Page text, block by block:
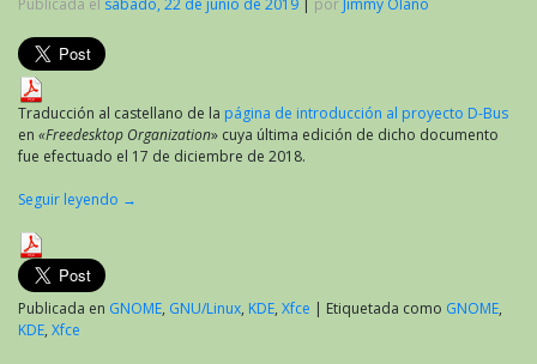
Traducción al castellano de la página de introducción al proyecto D-Bus
en «Freedesktop Organization» cuya última edición de dicho documento
fue efectuado el 17 de diciembre de 2018.
Seguir leyendo →
Publicada en GNOME, GNU/Linux, KDE, Xfce | Etiquetada como GNOME,
KDE, Xfce